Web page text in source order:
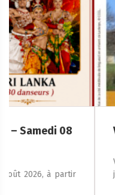
Visite de la cité
Visite de la cité
juillet à 20h. Rendez-